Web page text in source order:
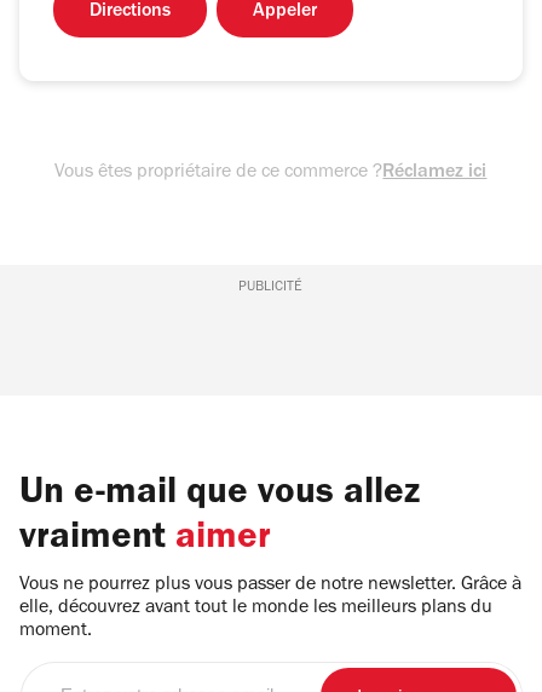
Directions Appeler
Vous êtes propriétaire de ce commerce ?Réclamez ici
PUBLICITÉ
Un e-mail que vous allez
vraiment aimer
Vous ne pourrez plus vous passer de notre newsletter. Grâce à
elle, découvrez avant tout le monde les meilleurs plans du
moment.